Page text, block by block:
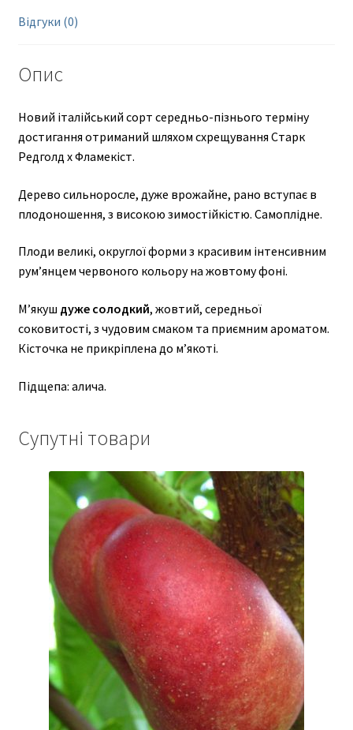
Відгуки (0)
Опис
Новий італійський сорт середньо-пізнього терміну
достигання отриманий шляхом схрещування Старк
Редголд х Фламекіст.
Дерево сильноросле, дуже врожайне, рано вступає в
плодоношення, з високою зимостійкістю. Самоплідне.
Плоди великі, округлої форми з красивим інтенсивним
румʼянцем червоного кольору на жовтому фоні.
М’якуш дуже солодкий, жовтий, середньої
соковитості, з чудовим смаком та приємним ароматом.
Кісточка не прикріплена до м’якоті.
Підщепа: алича.
Супутні товари